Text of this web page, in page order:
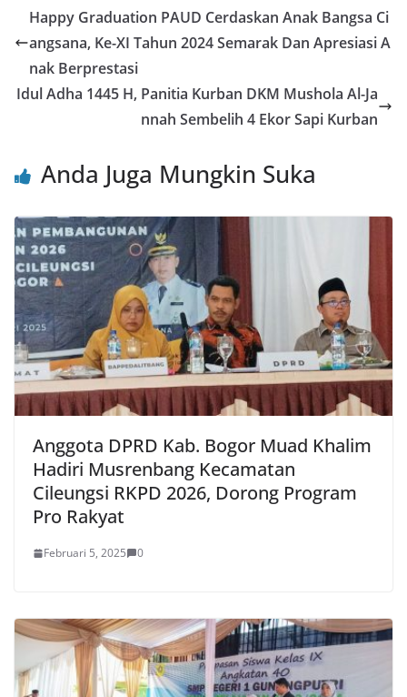
e
b
o
o
er l s
A
p
e
st
e
Happy Graduation PAUD Cerdaskan Anak Bangsa Ci
angsana, Ke-XI Tahun 2024 Semarak Dan Apresiasi A
nak Berprestasi
Idul Adha 1445 H, Panitia Kurban DKM Mushola Al-Ja
nnah Sembelih 4 Ekor Sapi Kurban
Anda Juga Mungkin Suka
Anggota DPRD Kab. Bogor Muad Khalim
Hadiri Musrenbang Kecamatan
Cileungsi RKPD 2026, Dorong Program
Pro Rakyat
Februari 5, 2025 0